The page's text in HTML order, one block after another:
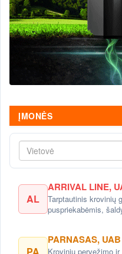
ĮMONĖS
Vietovė
AL
ARRIVAL LINE,
Tarptautinis krovinių
puspriekabėmis,
PA
PARNASAS, UAB
Krovinių pervežimo